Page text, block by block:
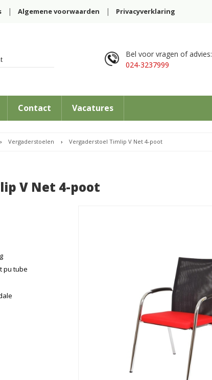
Algemene voorwaarden Privacyverklaring
Bel voor vragen of advies:
024-3237999
Contact Vacatures
› Vergaderstoelen › Vergaderstoel Timlip V Net 4-poot
V Net 4-poot
pu tube